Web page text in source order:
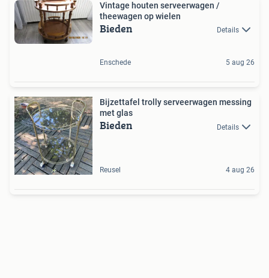
Vintage houten serveerwagen /
theewagen op wielen
Bieden Details
Enschede 5 aug 26
Bijzettafel trolly serveerwagen messing
met glas
Bieden Details
Reusel 4 aug 26